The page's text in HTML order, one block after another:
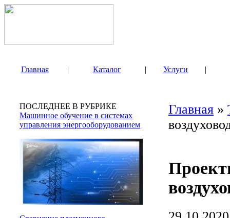
Главная | Каталог | Услуги |
ПОСЛЕДНЕЕ В РУБРИКЕ
Машинное обучение в системах
управления энергооборудованием
Главная »